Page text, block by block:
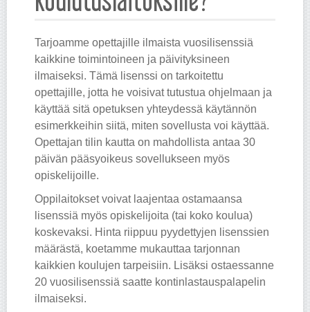
Tarjoamme opettajille ilmaista vuosilisenssiä
kaikkine toimintoineen ja päivityksineen
ilmaiseksi. Tämä lisenssi on tarkoitettu
opettajille, jotta he voisivat tutustua ohjelmaan ja
käyttää sitä opetuksen yhteydessä käytännön
esimerkkeihin siitä, miten sovellusta voi käyttää.
Opettajan tilin kautta on mahdollista antaa 30
päivän pääsyoikeus sovellukseen myös
opiskelijoille.
Oppilaitokset voivat laajentaa ostamaansa
lisenssiä myös opiskelijoita (tai koko koulua)
koskevaksi. Hinta riippuu pyydettyjen lisenssien
määrästä, koetamme mukauttaa tarjonnan
kaikkien koulujen tarpeisiin. Lisäksi ostaessanne
20 vuosilisenssiä saatte kontinlastauspalapelin
ilmaiseksi.